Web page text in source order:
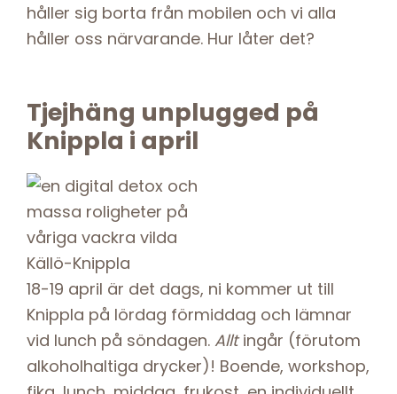
håller sig borta från mobilen och vi alla
håller oss närvarande. Hur låter det?
Tjejhäng unplugged på
Knippla i april
18-19 april är det dags, ni kommer ut till
Knippla på lördag förmiddag och lämnar
vid lunch på söndagen. Alltingår (förutom
alkoholhaltiga drycker)! Boende, workshop,